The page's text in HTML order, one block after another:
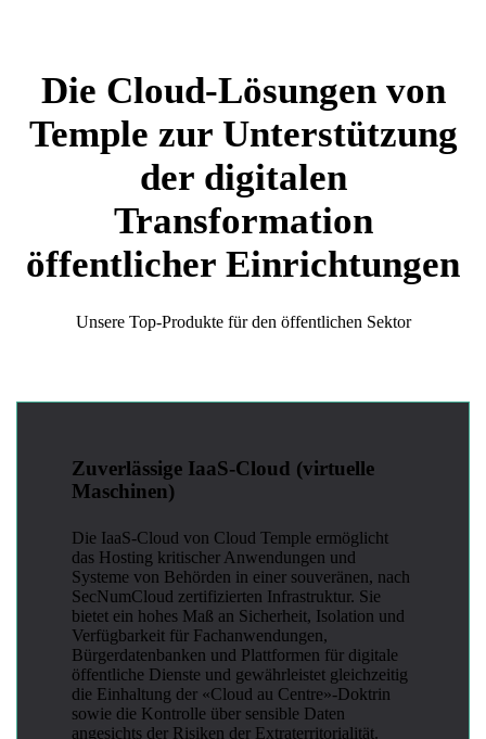
Die Cloud-Lösungen von
Temple zur Unterstützung
der digitalen
Transformation
öffentlicher Einrichtungen
Unsere Top-Produkte für den öffentlichen Sektor
Zuverlässige IaaS-Cloud (virtuelle
Maschinen)
Die IaaS-Cloud von Cloud Temple ermöglicht
das Hosting kritischer Anwendungen und
Systeme von Behörden in einer souveränen, nach
SecNumCloud zertifizierten Infrastruktur. Sie
bietet ein hohes Maß an Sicherheit, Isolation und
Verfügbarkeit für Fachanwendungen,
Bürgerdatenbanken und Plattformen für digitale
öffentliche Dienste und gewährleistet gleichzeitig
die Einhaltung der «Cloud au Centre»-Doktrin
sowie die Kontrolle über sensible Daten
angesichts der Risiken der Extraterritorialität.